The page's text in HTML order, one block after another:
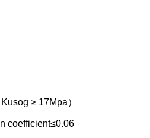
≥ 17Mpa）
coefficient≤0.06